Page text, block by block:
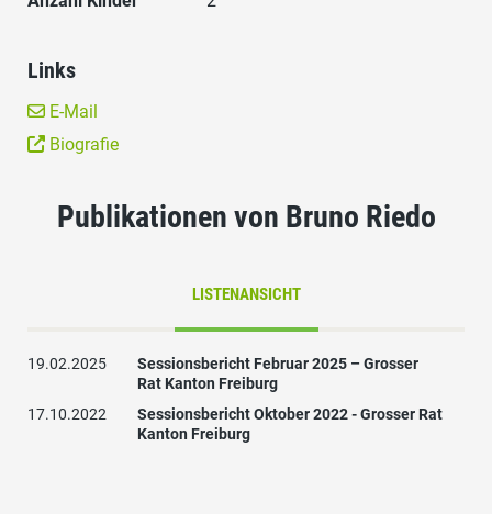
Links
E-Mail
Biografie
Publikationen von Bruno Riedo
LISTENANSICHT
19.02.2025
Sessionsbericht Februar 2025 – Grosser
Rat Kanton Freiburg
17.10.2022
Sessionsbericht Oktober 2022 - Grosser Rat
Kanton Freiburg